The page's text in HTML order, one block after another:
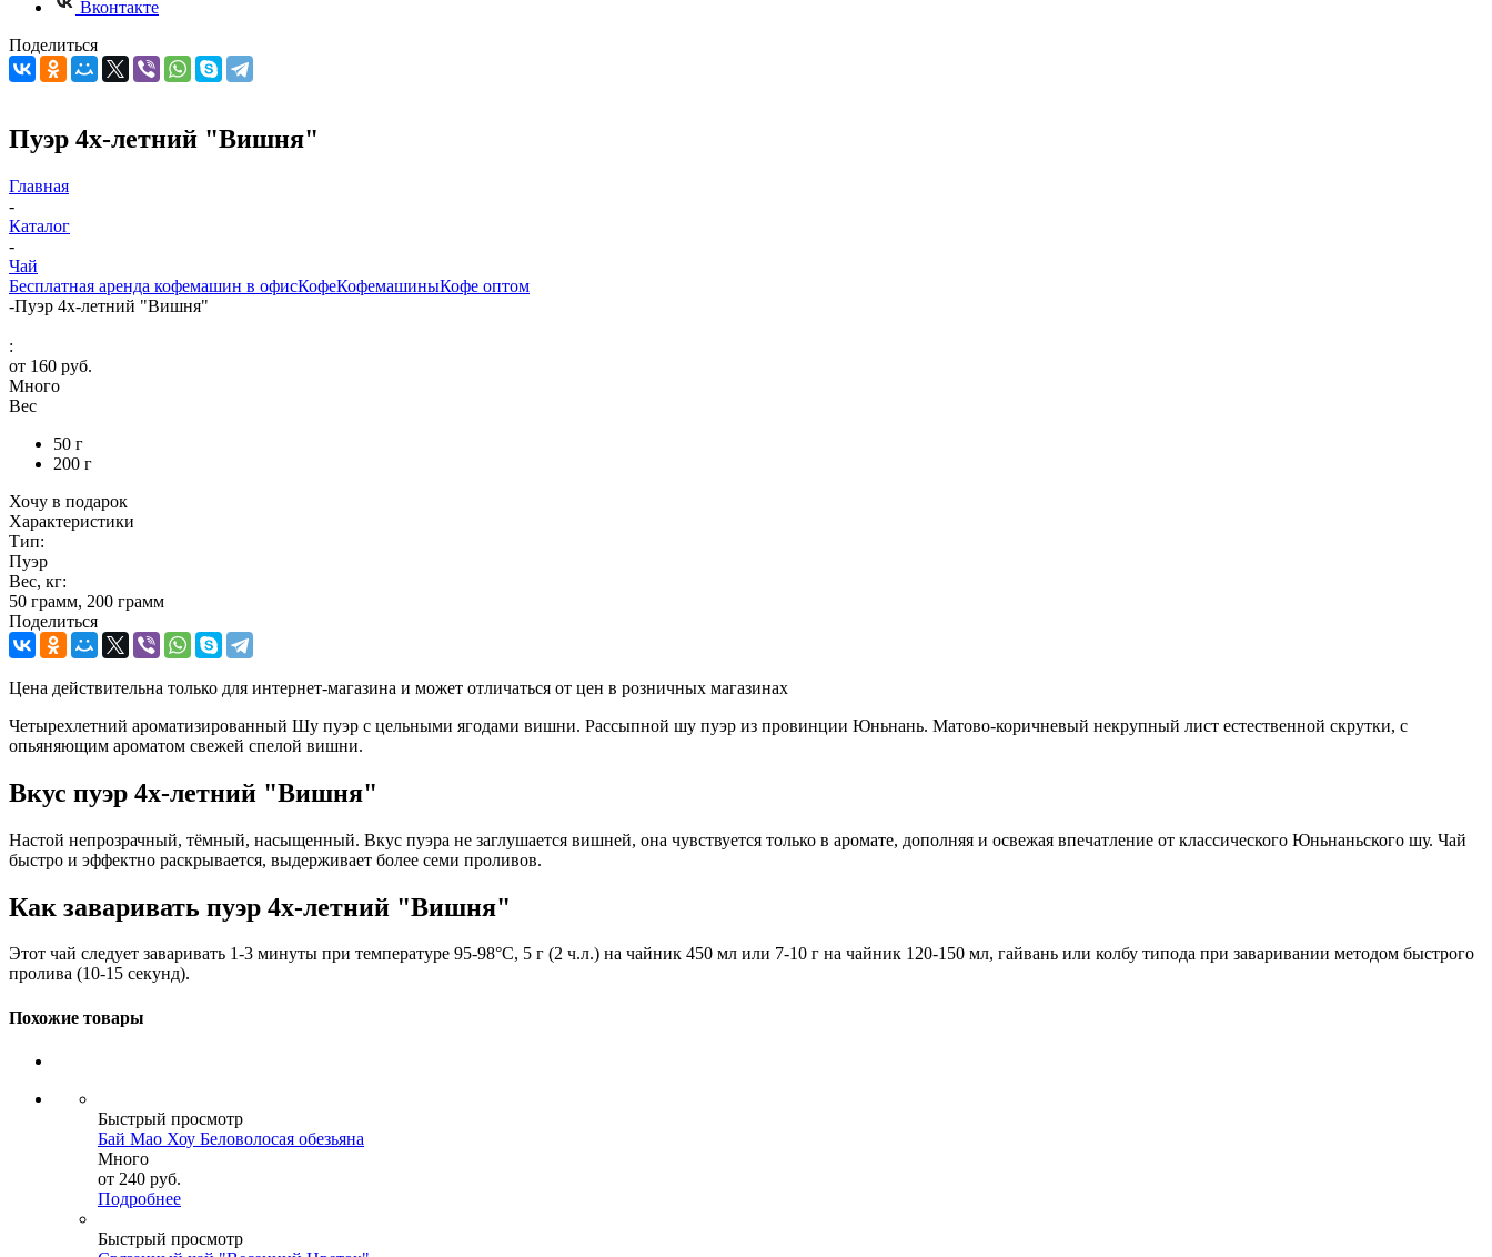
Вконтакте
Поделиться
Пуэр 4х-летний "Вишня"
Главная
-
Каталог
-
Чай
Бесплатная аренда кофемашин в офисКофеКофемашиныКофе оптом
-Пуэр 4х-летний "Вишня"
:
от 160 руб.
Много
Вес
50 г
200 г
Хочу в подарок
Характеристики
Тип:
Пуэр
Вес, кг:
50 грамм, 200 грамм
Поделиться
Цена действительна только для интернет-магазина и может отличаться от цен в розничных магазинах
Четырехлетний ароматизированный Шу пуэр с цельными ягодами вишни. Рассыпной шу пуэр из провинции Юньнань. Матово-коричневый некрупный лист естественной скрутки, с
опьяняющим ароматом свежей спелой вишни.
Вкус пуэр 4х-летний "Вишня"
Настой непрозрачный, тёмный, насыщенный. Вкус пуэра не заглушается вишней, она чувствуется только в аромате, дополняя и освежая впечатление от классического Юньнаньского шу. Чай
быстро и эффектно раскрывается, выдерживает более семи проливов.
Как заваривать пуэр 4х-летний "Вишня"
Этот чай следует заваривать 1-3 минуты при температуре 95-98°С, 5 г (2 ч.л.) на чайник 450 мл или 7-10 г на чайник 120-150 мл, гайвань или колбу типода при заваривании методом быстрого
пролива (10-15 секунд).
Похожие товары
Быстрый просмотр
Бай Мао Хоу Беловолосая обезьяна
Много
от 240 руб.
Подробнее
Быстрый просмотр